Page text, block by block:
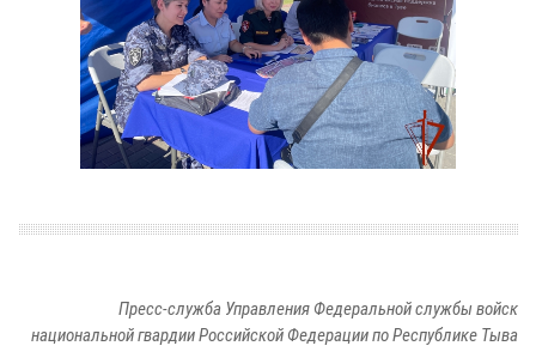
Пресс-служба Управления Федеральной службы войск
национальной гвардии Российской Федерации по Республике Тыва